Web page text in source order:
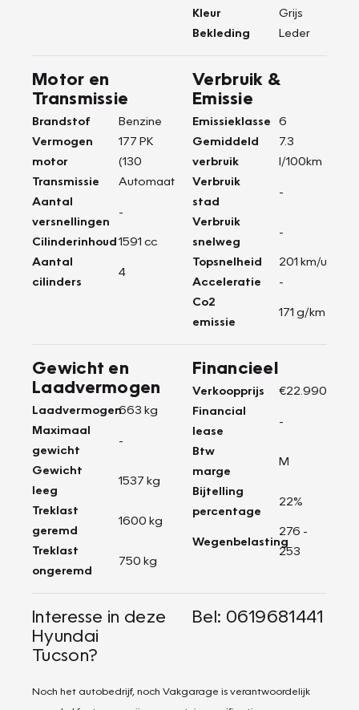
Kleur
Grijs
Bekleding
Leder
Motor en
Transmissie
Brandstof
Benzine
Vermogen
motor
177 PK
(130
Transmissie
Automaat
Aantal
versnellingen
-
Cilinderinhoud1591 cc
Aantal
cilinders
4
Verbruik &
Emissie
Emissieklasse
6
Gemiddeld
verbruik
7.3
l/100km
Verbruik
stad
-
Verbruik
snelweg
-
Topsnelheid
201 km/u
Acceleratie
-
Co2
emissie
171 g/km
Gewicht en
Laadvermogen
Laadvermogen663 kg
Maximaal
gewicht
-
Gewicht
leeg
1537 kg
Treklast
geremd
1600 kg
Treklast
ongeremd
750 kg
Financieel
Verkoopprijs
€22.990
Financial
lease
-
Btw
marge
M
Bijtelling
percentage
22%
Wegenbelasting
276 -
253
Interesse in deze
Hyundai
Tucson?
Bel: 0619681441
Noch het autobedrijf, noch Vakgarage is verantwoordelijk